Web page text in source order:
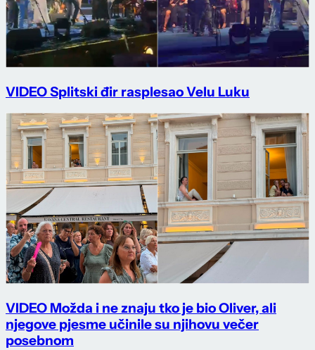
VIDEO Splitski đir rasplesao Velu Luku
VIDEO Možda i ne znaju tko je bio Oliver, ali
njegove pjesme učinile su njihovu večer
posebnom